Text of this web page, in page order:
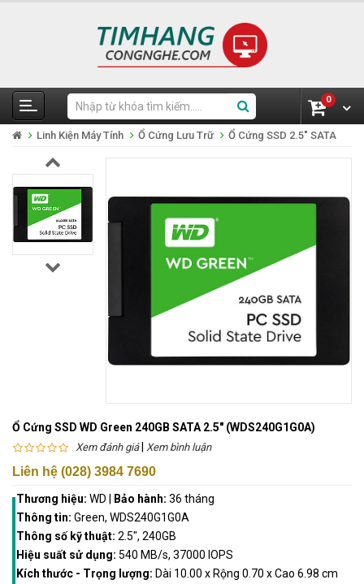
0
Linh Kiện Máy Tính Ổ Cứng Lưu Trữ Ổ Cứng SSD 2.5" SATA
Ổ Cứng SSD WD Green 240GB SATA 2.5" (WDS240G1G0A)
Xem đánh giá| Xem bình luận
Liên hệ (028) 3984 7690
Thương hiệu: WD Bảo hành: 36 tháng
Thông tin: Green, WDS240G1G0A
Thông số kỹ thuật: 2.5", 240GB
Hiệu suất sử dụng: 540 MB/s, 37000 IOPS
Kích thước - Trọng lượng: Dài 10.00 x Rộng 0.70 x Cao 6.98 cm